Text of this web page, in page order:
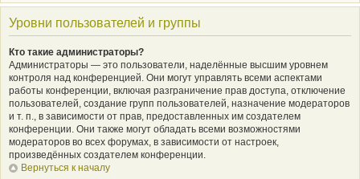
Уровни пользователей и группы
Кто такие администраторы?
Администраторы — это пользователи, наделённые высшим уровнем
контроля над конференцией. Они могут управлять всеми аспектами
работы конференции, включая разграничение прав доступа, отключение
пользователей, создание групп пользователей, назначение модераторов
и т. п., в зависимости от прав, предоставленных им создателем
конференции. Они также могут обладать всеми возможностями
модераторов во всех форумах, в зависимости от настроек,
произведённых создателем конференции.
Вернуться к началу